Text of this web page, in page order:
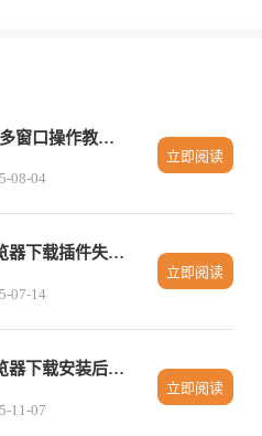
谷歌浏览器多窗口操作教程详解
08-04
立即阅读
Chrome浏览器下载插件失败后如何清除缓存重装
07-14
立即阅读
Chrome浏览器下载安装后如何开启家长控制功能
11-07
立即阅读